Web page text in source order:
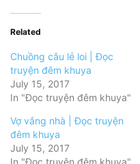
Related
Chuồng câu lẻ loi | Đọc
truyện đêm khuya
July 15, 2017
In "Đọc truyện đêm khuya"
Vợ vắng nhà | Đọc truyện
đêm khuya
July 15, 2017
In "Đọc truyện đêm khuya"